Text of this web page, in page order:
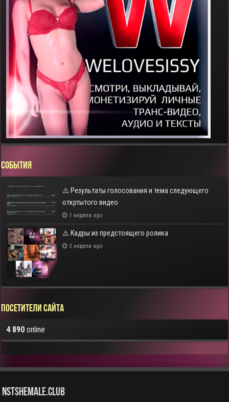
СОБЫТИЯ
⚠️ Результаты голосования и тема следующего
откртытого видео
1 неделя ago
⚠️ Кадры из предстоящего ролика
2 недели ago
Посетители сайта
4 890 online
NstShemale.Club